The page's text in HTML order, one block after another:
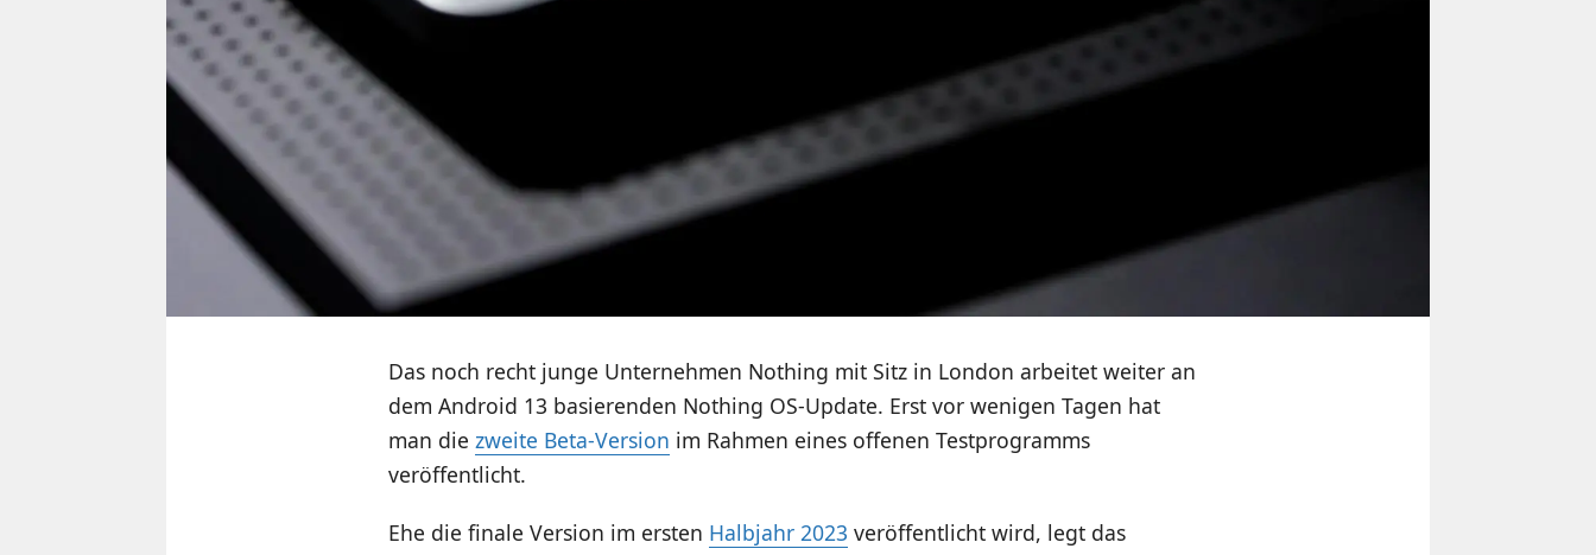
Das noch recht junge Unternehmen Nothing mit Sitz in London arbeitet weiter an
dem Android 13 basierenden Nothing OS-Update. Erst vor wenigen Tagen hat
man die zweite Beta-Version im Rahmen eines offenen Testprogramms
veröffentlicht.
Ehe die finale Version im ersten Halbjahr 2023 veröffentlicht wird, legt das